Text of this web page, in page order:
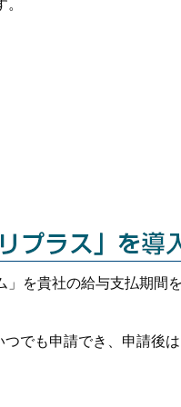
」を貴社の給与支払期間
でも申請でき、申請後